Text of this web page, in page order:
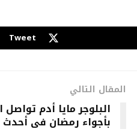
Tweet
المقال التالي
البلوجر مايا أدم
بأجواء رمضان فى أحدث